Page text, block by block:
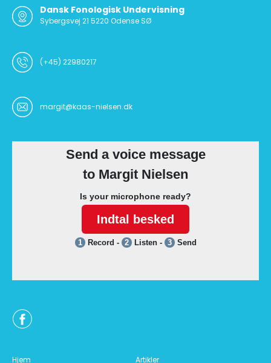
Dansk Fonologisk Undervisning
Sybergsvej 21 5220 Odense SØ
(+45) 22980217
margit@kaas-nielsen.dk
Hjem Artikler